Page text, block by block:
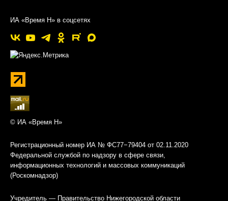
ИА «Время Н» в соцсетях
© ИА «Время Н»
Регистрационный номер ИА № ФС77−79404 от 02.11.2020
Федеральной службой по надзору в сфере связи,
информационных технологий и массовых коммуникаций
(Роскомнадзор)
Учредитель — Правительство Нижегородской области